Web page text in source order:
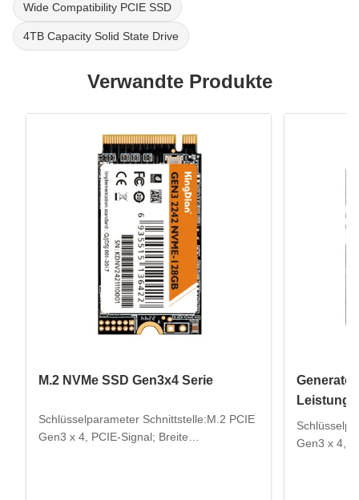
Wide Compatibility PCIE SSD
4TB Capacity Solid State Drive
Verwandte Produkte
M.2 NVMe SSD Gen3x4 Serie
Schlüsselparameter Schnittstelle:M.2 PCIE
Gen3 x 4, PCIE-Signal; Breite
Leistung
Gen3 x 4,